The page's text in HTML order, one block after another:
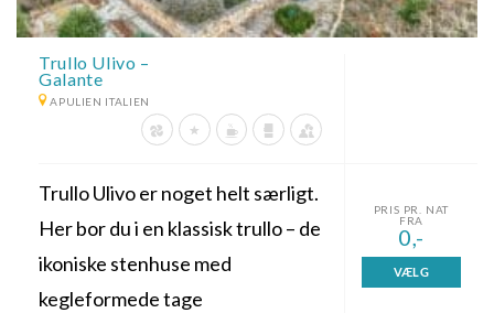
Trullo Ulivo –
Galante
APULIEN ITALIEN
Trullo Ulivo er noget helt særligt.
Her bor du i en klassisk trullo – de
ikoniske stenhuse med
kegleformede tage
PRIS PR. NAT
FRA
0,-
VÆLG